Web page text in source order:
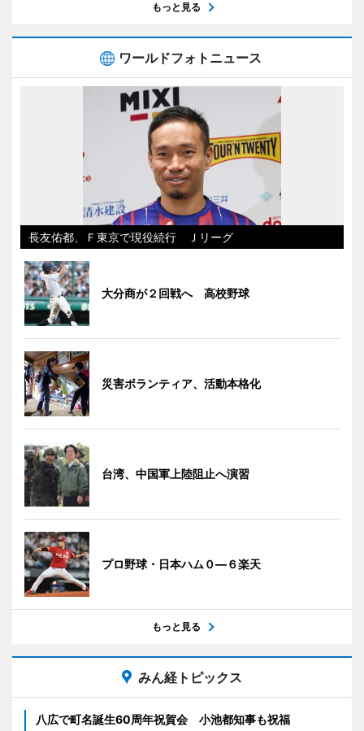
もっと見る
ワールドフォトニュース
長友佑都、Ｆ東京で現役続行 Ｊリーグ
大分商が２回戦へ 高校野球
災害ボランティア、活動本格化
台湾、中国軍上陸阻止へ演習
プロ野球・日本ハム０―６楽天
もっと見る
みん経トピックス
八広で町名誕生60周年祝賀会 小池都知事も祝福